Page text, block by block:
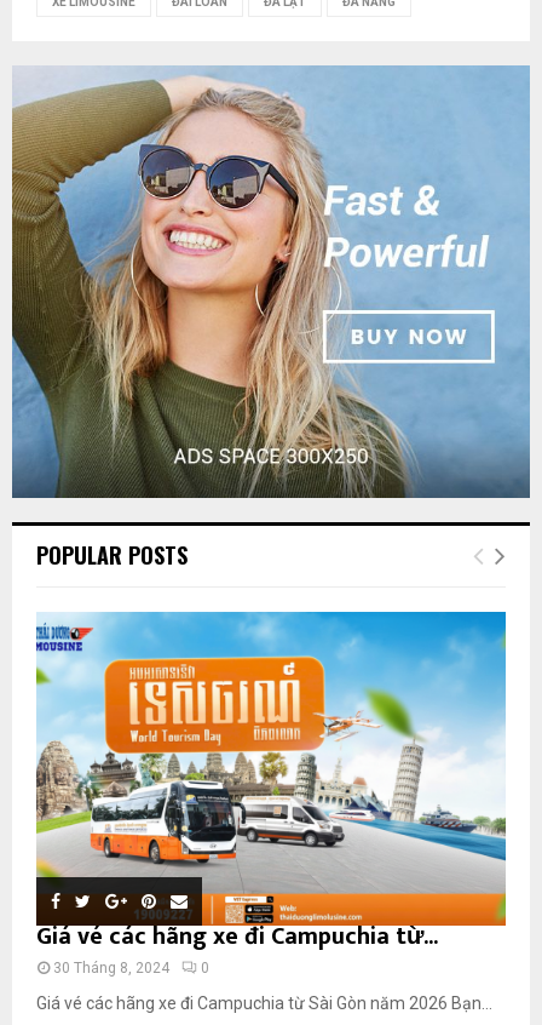
POPULAR POSTS
Giá vé các hãng xe đi Campuchia từ...
30 Tháng 8, 2024 0
Giá vé các hãng xe đi Campuchia từ Sài Gòn năm 2026 Bạn...